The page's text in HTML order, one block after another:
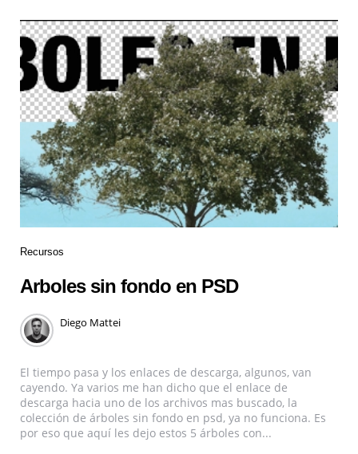
Recursos
Arboles sin fondo en PSD
Diego Mattei
El tiempo pasa y los enlaces de descarga, algunos, van
cayendo. Ya varios me han dicho que el enlace de
descarga hacia uno de los archivos mas buscado, la
colección de árboles sin fondo en psd, ya no funciona. Es
por eso que aquí les dejo estos 5 árboles con...